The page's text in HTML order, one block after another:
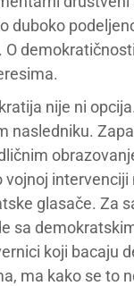
duboko
nije ni
nasledniku.
vojnoj
glasače. Za
sa
koji bacaju
ma kako se to